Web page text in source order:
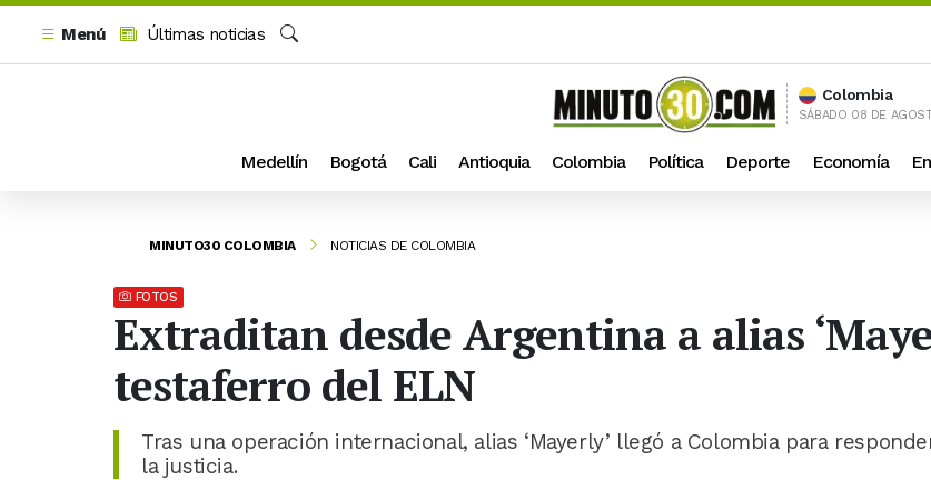
Menú
Últimas noticias
Buscar
Colombia
SÁBADO 08 DE
Medellín Bogotá Cali Antioquia Colombia Política Deporte Economía
MINUTO30 COLOMBIA NOTICIAS DE COLOMBIA
FOTOS
Extraditan desde Argentina a alias
testaferro del ELN
Tras una operación internacional, alias ‘Mayerly’ llegó a Colombia para
la justicia.